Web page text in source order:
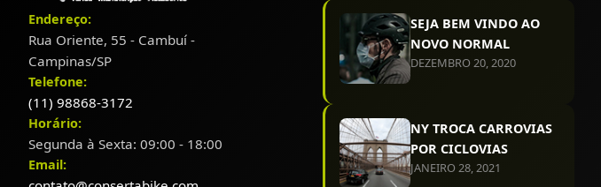
Endereço:
Rua Oriente, 55 - Cambuí -
Campinas/SP
Telefone:
(11) 98868-3172
Horário:
Segunda à Sexta: 09:00 - 18:00
Email:
SEJA BEM VINDO AO
NOVO NORMAL
DEZEMBRO 20, 2020
NY TROCA CARROVIAS
POR CICLOVIAS
JANEIRO 28, 2021